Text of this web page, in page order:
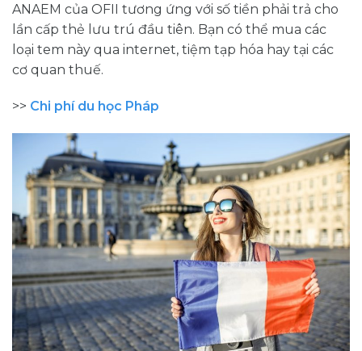
ANAEM của OFII tương ứng với số tiền phải trả cho
lần cấp thẻ lưu trú đầu tiên. Bạn có thể mua các
loại tem này qua internet, tiệm tạp hóa hay tại các
cơ quan thuế.
>> Chi phí du học Pháp